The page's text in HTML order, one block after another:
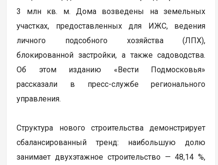
3 млн кв. м. Дома возведены на земельных
участках, предоставленных для ИЖС, ведения
личного подсобного хозяйства (ЛПХ),
блокированной застройки, а также садоводства.
Об этом изданию «Вести Подмосковья»
рассказали в пресс-службе регионального
управления.
Структура нового строительства демонстрирует
сбалансированный тренд: наибольшую долю
занимает двухэтажное строительство — 48,14 %,